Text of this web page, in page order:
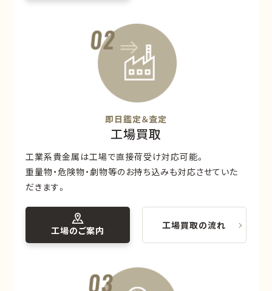
即日鑑定＆査定
工場買取
工業系貴金属は工場で直接荷受け対応可能。
重量物・危険物・劇物等のお持ち込みも対応させていた
だきます。
工場のご案内 工場買取の流れ